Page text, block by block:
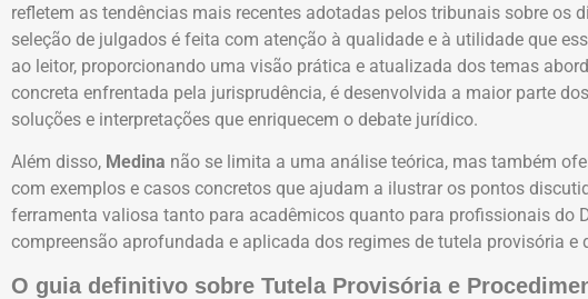
refletem as tendências mais recentes adotadas pelos tribunais sobre os
seleção de julgados é feita com atenção à qualidade e à utilidade que
ao leitor, proporcionando uma visão prática e atualizada dos temas
concreta enfrentada pela jurisprudência, é desenvolvida a maior parte
soluções e interpretações que enriquecem o debate jurídico.
Além disso, Medina não se limita a uma análise teórica, mas também
com exemplos e casos concretos que ajudam a ilustrar os pontos
ferramenta valiosa tanto para acadêmicos quanto para profissionais do
compreensão aprofundada e aplicada dos regimes de tutela provisória e
O guia definitivo sobre Tutela Provisória e